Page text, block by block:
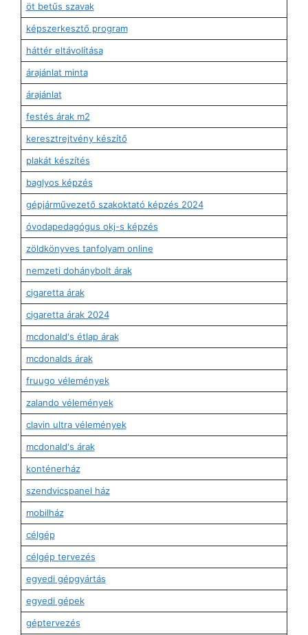
öt betűs szavak
képszerkesztő program
háttér eltávolítása
árajánlat minta
árajánlat
festés árak m2
keresztrejtvény készítő
plakát készítés
baglyos képzés
gépjárművezető szakoktató képzés 2024
óvodapedagógus okj-s képzés
zöldkönyves tanfolyam online
nemzeti dohánybolt árak
cigaretta árak
cigaretta árak 2024
mcdonald's étlap árak
mcdonalds árak
fruugo vélemények
zalando vélemények
clavin ultra vélemények
mcdonald's árak
konténerház
szendvicspanel ház
mobilház
célgép
célgép tervezés
egyedi gépgyártás
egyedi gépek
géptervezés